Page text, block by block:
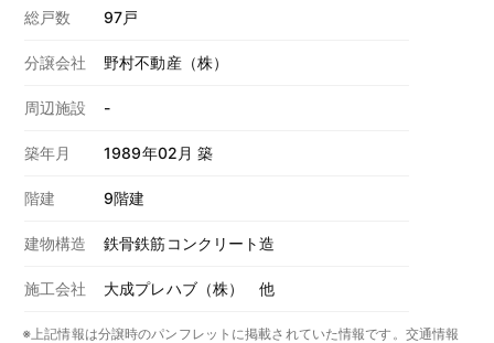
総戸数 97戸
分譲会社 野村不動産（株）
周辺施設 -
築年月 1989年02月 築
階建 9階建
建物構造 鉄骨鉄筋コンクリート造
施工会社 大成プレハブ（株） 他
※上記情報は分譲時のパンフレットに掲載されていた情報です。交通情報